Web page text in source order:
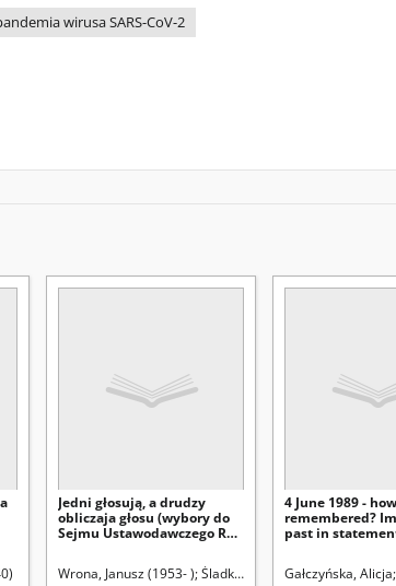
wirusa SARS-CoV-2
Jedni głosują, a drudzy
obliczaja głosu (wybory do
Sejmu Ustawodawczego RP
Wrona, Janusz (1953- ) Śladkowski, Wiesław (1935-).
4 June 1989 -
remembered?
past in
Gałczyńska, Alicja